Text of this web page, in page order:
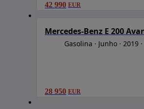
42 990 EUR
Gasolina Junho 2019
28 950 EUR